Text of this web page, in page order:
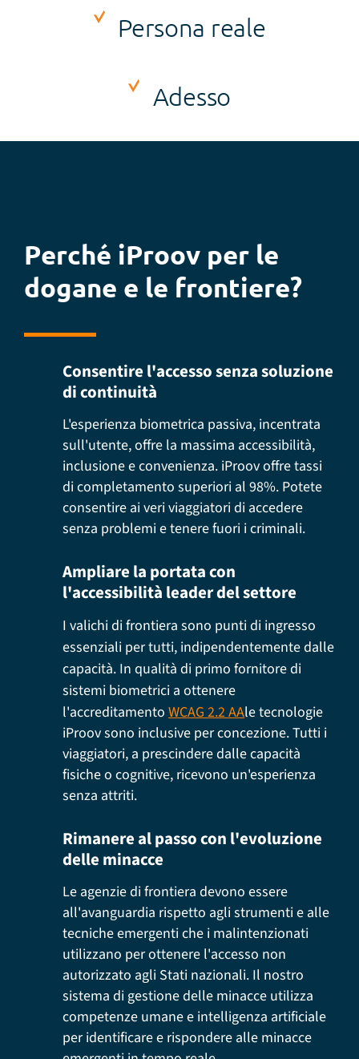
Persona reale
Adesso
Perché iProov per le
dogane e le frontiere?
Consentire l'accesso senza soluzione
di continuità
L'esperienza biometrica passiva, incentrata
sull'utente, offre la massima accessibilità,
inclusione e convenienza. iProov offre tassi
di completamento superiori al 98%. Potete
consentire ai veri viaggiatori di accedere
senza problemi e tenere fuori i criminali.
Ampliare la portata con
l'accessibilità leader del settore
I valichi di frontiera sono punti di ingresso
essenziali per tutti, indipendentemente dalle
capacità. In qualità di primo fornitore di
sistemi biometrici a ottenere
l'accreditamento WCAG 2.2 AAle tecnologie
iProov sono inclusive per concezione. Tutti i
viaggiatori, a prescindere dalle capacità
fisiche o cognitive, ricevono un'esperienza
senza attriti.
Rimanere al passo con l'evoluzione
delle minacce
Le agenzie di frontiera devono essere
all'avanguardia rispetto agli strumenti e alle
tecniche emergenti che i malintenzionati
utilizzano per ottenere l'accesso non
autorizzato agli Stati nazionali. Il nostro
sistema di gestione delle minacce utilizza
competenze umane e intelligenza artificiale
per identificare e rispondere alle minacce